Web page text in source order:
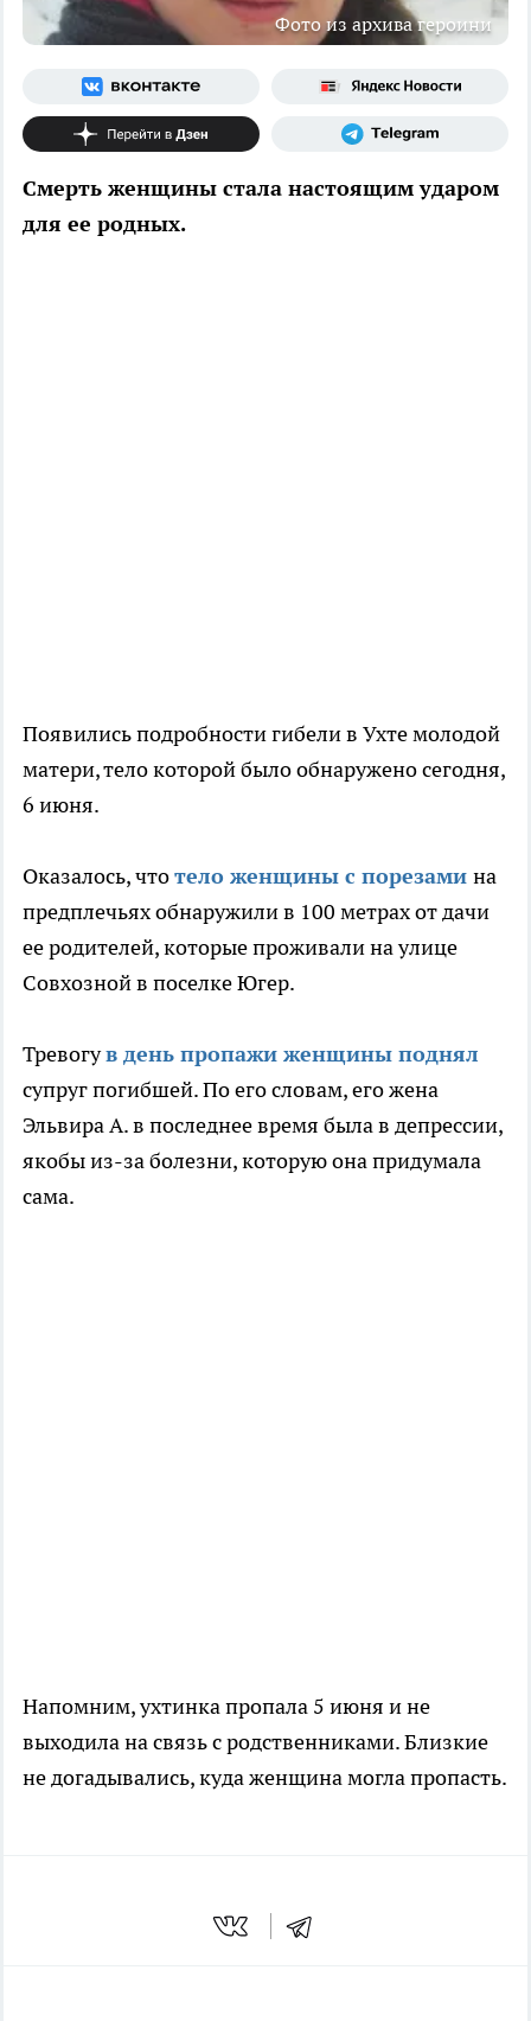
Фото из архива героини
Смерть женщины стала настоящим ударом
для ее родных.
Появились подробности гибели в Ухте молодой
матери, тело которой было обнаружено сегодня,
6 июня.
Оказалось, чтотело женщины с порезами на
предплечьях обнаружили в 100 метрах от дачи
ее родителей, которые проживали на улице
Совхозной в поселке Югер.
Тревогув день пропажи женщины поднял
супруг погибшей. По его словам, его жена
Эльвира А. в последнее время была в депрессии,
якобы из-за болезни, которую она придумала
сама.
Напомним, ухтинка пропала 5 июня и не
выходила на связь с родственниками. Близкие
не догадывались, куда женщина могла пропасть.